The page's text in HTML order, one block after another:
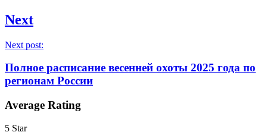
Next
Next post:
Полное расписание весенней охоты 2025 года по
регионам России
Average Rating
5 Star